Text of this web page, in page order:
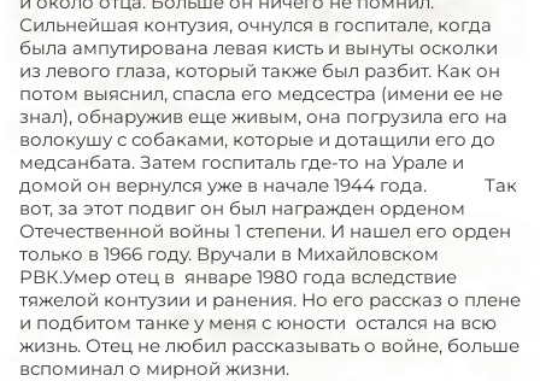
Сильнейшая контузия, очнулся в госпитале, когда
была ампутирована левая кисть и вынуты осколки
из левого глаза, который также был разбит. Как он
потом выяснил, спасла его медсестра (имени ее не
знал), обнаружив еще живым, она погрузила его на
волокушу с собаками, которые и дотащили его до
медсанбата. Затем госпиталь где-то на Урале и
домой он вернулся уже в начале 1944 года. Так
вот, за этот подвиг он был награжден орденом
Отечественной войны 1 степени. И нашел его орден
только в 1966 году. Вручали в Михайловском
РВК.Умер отец в январе 1980 года вследствие
тяжелой контузии и ранения. Но его рассказ о плене
и подбитом танке у меня с юности остался на всю
жизнь. Отец не любил рассказывать о войне, больше
вспоминал о мирной жизни.